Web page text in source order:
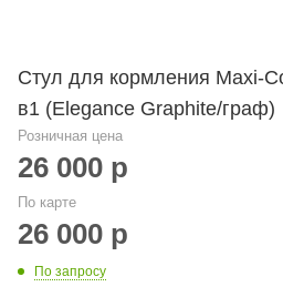
Стул для кормления Maxi-
в1 (Elegance Graphite/граф)
Розничная цена
26 000 р
По карте
26 000 р
По запросу